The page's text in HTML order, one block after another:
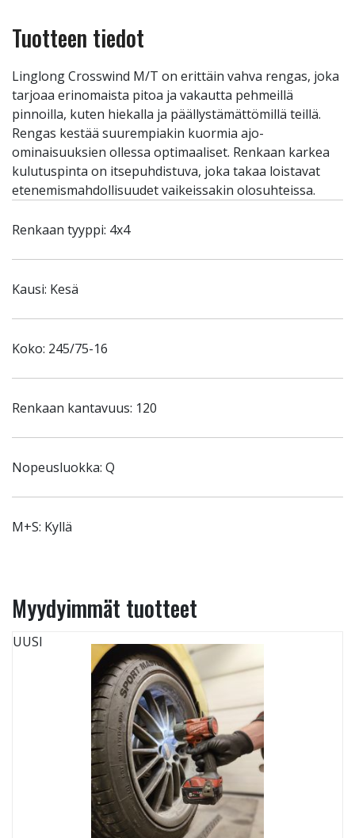
Tuotteen tiedot
Linglong Crosswind M/T on erittäin vahva rengas, joka
tarjoaa erinomaista pitoa ja vakautta pehmeillä
pinnoilla, kuten hiekalla ja päällystämättömillä teillä.
Rengas kestää suurempiakin kuormia ajo-
ominaisuuksien ollessa optimaaliset. Renkaan karkea
kulutuspinta on itsepuhdistuva, joka takaa loistavat
etenemismahdollisuudet vaikeissakin olosuhteissa.
Renkaan tyyppi: 4x4
Kausi: Kesä
Koko: 245/75-16
Renkaan kantavuus: 120
Nopeusluokka: Q
M+S: Kyllä
Myydyimmät tuotteet
UUSI